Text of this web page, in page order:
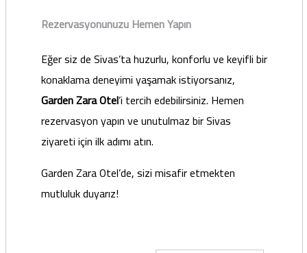
Rezervasyonunuzu Hemen Yapın
Eğer siz de Sivas’ta huzurlu, konforlu ve keyifli bir
konaklama deneyimi yaşamak istiyorsanız,
Garden Zara Otel’i tercih edebilirsiniz. Hemen
rezervasyon yapın ve unutulmaz bir Sivas
ziyareti için ilk adımı atın.
Garden Zara Otel’de, sizi misafir etmekten
mutluluk duyarız!